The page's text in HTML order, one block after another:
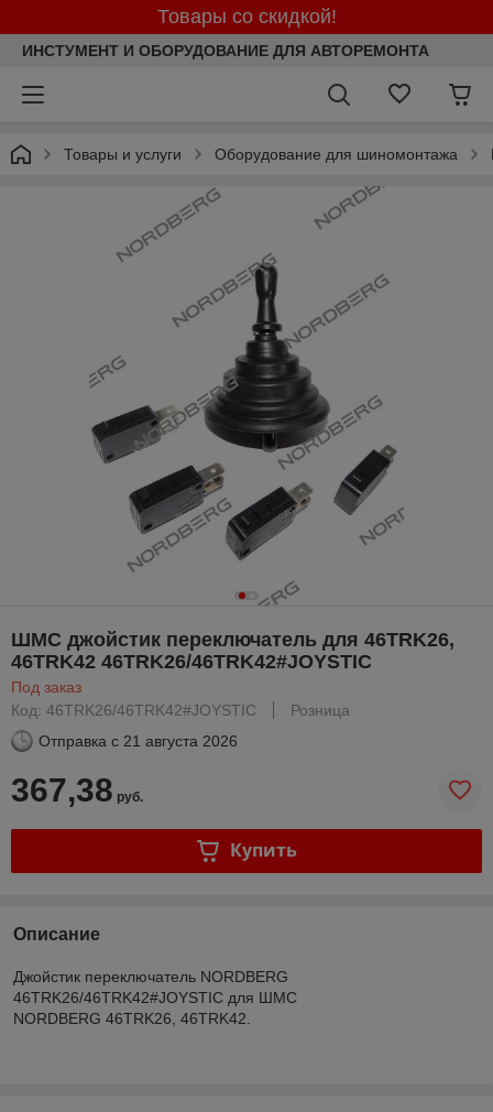
Товары со скидкой!
ИНСТУМЕНТ И ОБОРУДОВАНИЕ ДЛЯ АВТОРЕМОНТА
Товары и услуги Оборудование для шиномонтажа
ШМС джойстик переключатель для 46TRK26,
46TRK42 46TRK26/46TRK42#JOYSTIC
Под заказ
Код: 46TRK26/46TRK42#JOYSTIC
Розница
Отправка с 21 августа 2026
367,38 руб.
Купить
Описание
Джойстик переключатель NORDBERG
46TRK26/46TRK42#JOYSTIC для ШМС
NORDBERG 46TRK26, 46TRK42.